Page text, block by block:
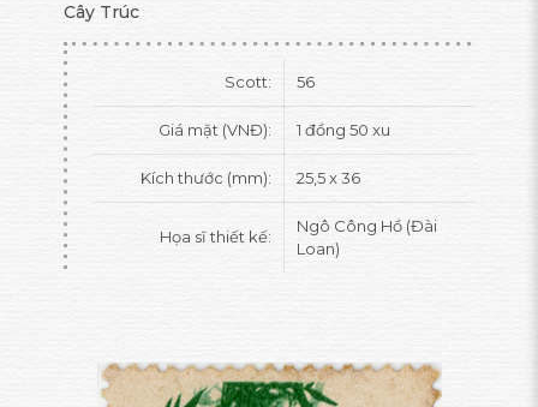
Cây Trúc
Scott: 56
Giá mặt (VNĐ): 1 đồng 50 xu
Kích thước (mm): 25,5 x 36
Họa sĩ thiết kế:
Ngô Công Hồ (Đài
Loan)